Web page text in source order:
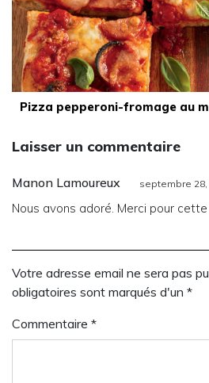
Pizza pepperoni-fromage au
Laisser un commentaire
Manon Lamoureux septembre 28,
Nous avons adoré. Merci pour
Votre adresse email ne sera pas
obligatoires sont marqués d'un *
Commentaire *